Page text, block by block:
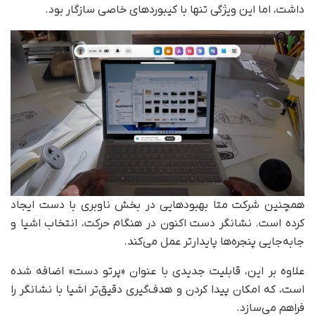
داشت، اما این ویژگی تنها با کیبوردهای خاصی سازگار بود.
همچنین شرکت متا بهبودهایی در بخش ناوبری با دست ایجاد
کرده است. نشانگر دست اکنون در هنگام حرکت، انتخاب اشیا و
جابه‌جایی پنجره‌ها پایدارتر عمل می‌کند.
علاوه بر این، قابلیت جدیدی با عنوان «پرتو دست» اضافه شده
است، که امکان پیدا کردن و هدف‌گیری دقیق‌تر اشیا با نشانگر را
فراهم می‌سازد.